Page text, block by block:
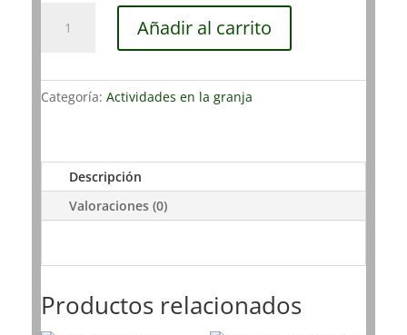
Vale
Añadir al carrito
Categoría: Actividades en la granja
Descripción
Valoraciones (0)
Productos relacionados